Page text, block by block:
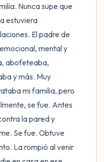
Nunca supe que
estuviera
El padre de
mental y
abofeteaba,
y más. Muy
mi familia, pero
se fue. Antes
la pared y
Se fue. Obtuve
La rompió al venir